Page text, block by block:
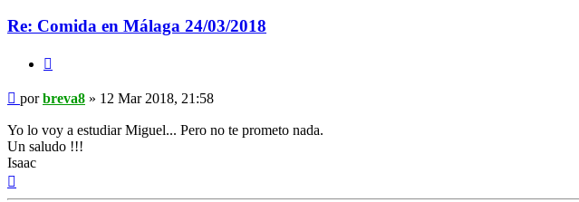
Re: Comida en Málaga 24/03/2018
Mensaje
porbreva8 » 12 Mar 2018, 21:58
Yo lo voy a estudiar Miguel... Pero no te prometo nada.
Un saludo !!!
Isaac